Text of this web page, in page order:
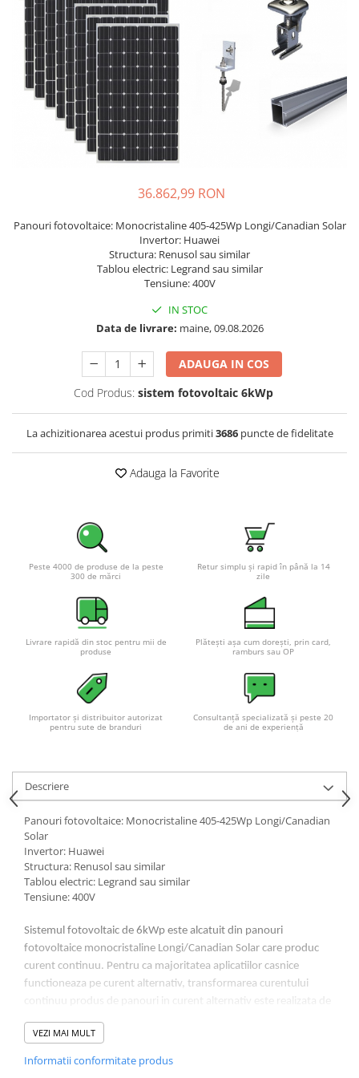
Incarcatoare acumulatori
Panouri fotovoltaice si accesorii
Panouri fotovoltaice
Sisteme prindere panouri
fotovoltaice
Accesorii
Invertoare Hibrid
Sisteme de stocare energie
Pachete complete stocare energie
Sisteme de Stocare Comerciale
Sisteme fotovoltaice de putere
Statii de incarcare vehicule
Statii de incarcare
Cabluri de incarcare vehicule
Prize de incarcare vehicule
Turbine eoliene pentru casă
Acumulatori VRLA AGM/GEL /
6-12 V
Baterii si acumulatori AGM VRLA
de 6-12 V
Acumulatori Moto, ATV
GEL
AGM
SLA AGM (Sealed Lead Acid)
Deep Cycle - Tractiune/Semi-
Tractiune
Marine & Caravan
Pachete acumulatori VRLA
Sisteme de management (BMS)
36.862,99 RON
Panouri fotovoltaice: Monocristaline 405-425Wp Longi/Canadian Solar
Invertor: Huawei
Structura: Renusol sau similar
Tablou electric: Legrand sau similar
Tensiune: 400V
IN STOC
Data de livrare: maine, 09.08.2026
ADAUGA IN COS
Cod Produs: sistem fotovoltaic 6kWp
La achizitionarea acestui produs primiti3686puncte de fidelitate
Adauga la Favorite
Peste 4000 de produse de la peste
300 de mărci
Retur simplu și rapid în până la 14
zile
Livrare rapidă din stoc pentru mii de
produse
Plătești așa cum dorești, prin card,
ramburs sau OP
Importator și distribuitor autorizat
pentru sute de branduri
Consultanță specializată și peste 20
de ani de experiență
Descriere
Panouri fotovoltaice: Monocristaline 405-425Wp Longi/Canadian
Solar
Invertor: Huawei
Structura: Renusol sau similar
Tablou electric: Legrand sau similar
Tensiune: 400V
Sistemul fotovoltaic de 6kWp este alcatuit din panouri
fotovoltaice monocristaline Longi/Canadian Solar care produc
curent continuu. Pentru ca majoritatea aplicatiilor casnice
functioneaza pe curent alternativ, transformarea curentului
continuu produs de panouri in curent alternativ este realizata de
pe acoperis, cat si pe sol. Recent, s-a aprobat legea prin care nu
mai este necesara autorizatia de construire pentru panourile
VEZI MAI MULT
Informatii conformitate produs